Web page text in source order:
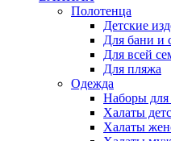
Полотенца
Детские
Для бани и
Для всей
Для пляжа
Одежда
Наборы для
Халаты
Халаты